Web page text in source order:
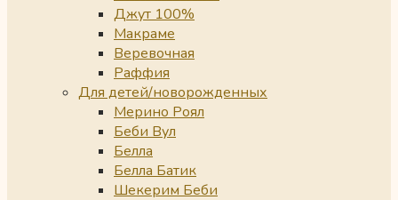
Джут 100%
Макраме
Веревочная
Раффия
Для детей/новорожденных
Мерино Роял
Беби Вул
Белла
Белла Батик
Шекерим Беби